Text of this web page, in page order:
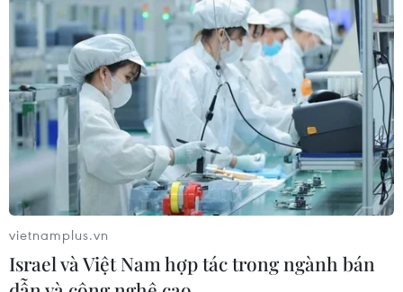
vietnamplus.vn
Israel và Việt Nam hợp tác trong ngành bán